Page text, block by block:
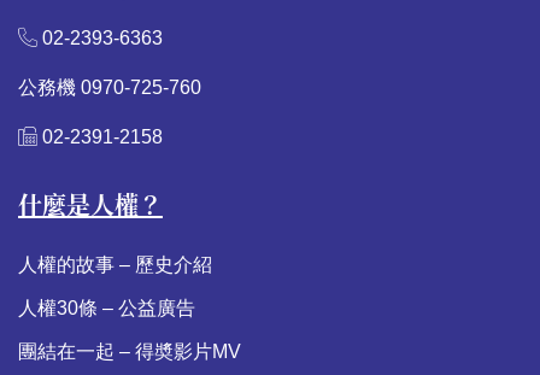
02-2393-6363
公務機 0970-725-760
02-2391-2158
什麼是人權？
人權的故事 – 歷史介紹
人權30條 – 公益廣告
團結在一起 – 得奬影片MV